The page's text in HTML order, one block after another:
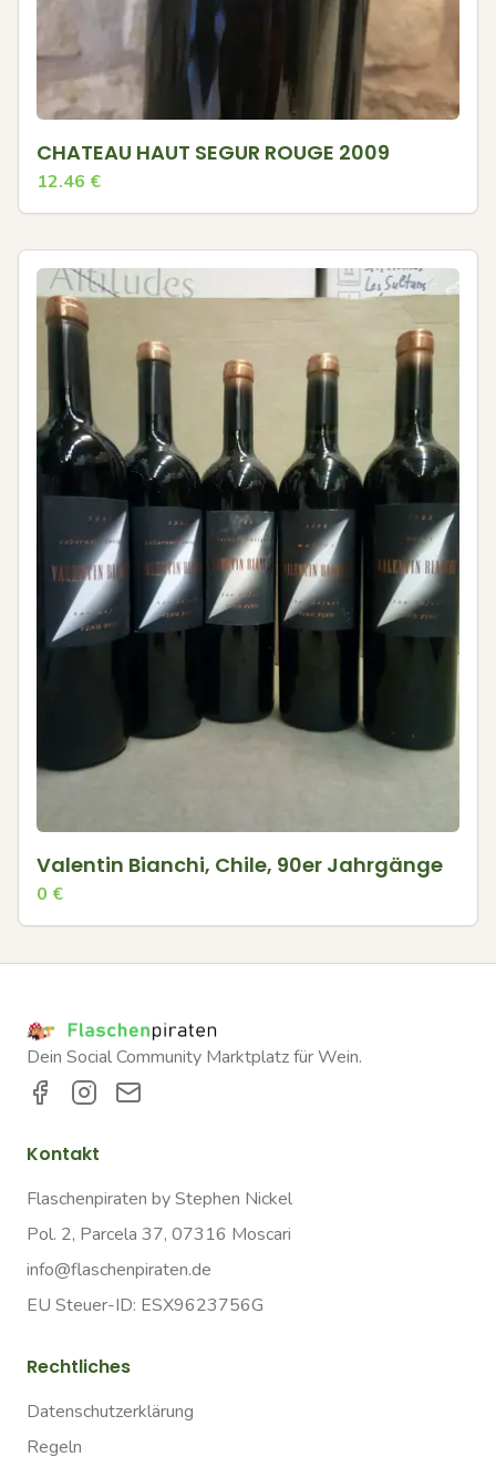
CHATEAU HAUT SEGUR ROUGE 2009
12.46 €
Valentin Bianchi, Chile, 90er Jahrgänge
0 €
Dein Social Community Marktplatz für Wein.
Kontakt
Flaschenpiraten by Stephen Nickel
Pol. 2, Parcela 37, 07316 Moscari
info@flaschenpiraten.de
EU Steuer-ID: ESX9623756G
Rechtliches
Datenschutzerklärung
Regeln